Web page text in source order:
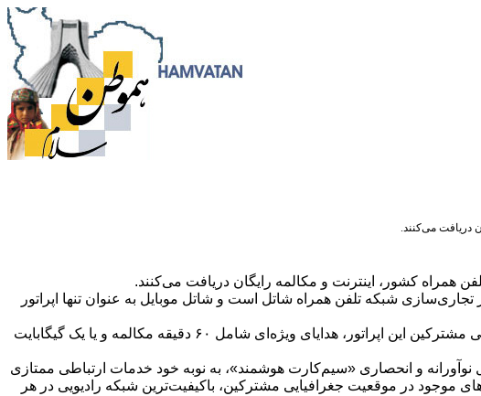
دریافت می‌کنند.
همراه کشور، اینترنت و مکالمه رایگان دریافت می‌کنند.
شاتل موبایل، یازدهم شهریور ماه ۱۴۰۴، مصادف با هشتمین سالروز تجاری‌سازی شبکه تلفن همراه شاتل است و شاتل موبایل به عنوان تنها اپراتور
بر اساس این گزارش، همزمان با فرارسیدن هشتمین سالروز راه اندازی تجاری شبکه تلفن همراه شاتل موبایل و به پاس همراهی مشترکین این اپراتور، هدایای ویژه‌ای شامل ۶۰ دقیقه مکالمه و یا یک گیگابایت
و انحصاری «سیم‌کارت هوشمند»، به نوبه خود خدمات ارتباطی ممتازی
موجود در موقعیت جغرافیایی مشترکین، باکیفیت‌ترین شبکه رادیویی در هر